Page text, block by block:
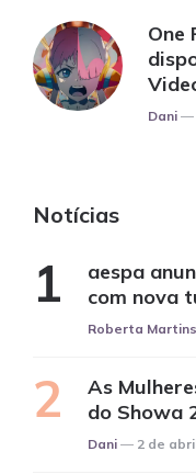
One
Posted
Dani
Notícias
aespa
com nova
Posted
Roberta Martins
As
do Showa
Posted
Dani 2 de